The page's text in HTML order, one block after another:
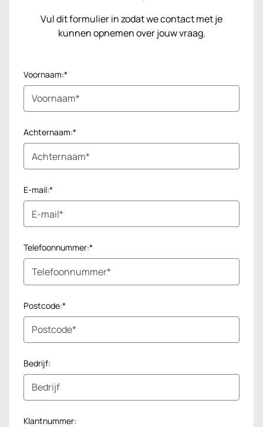
Vul dit formulier in zodat we contact met je
kunnen opnemen over jouw vraag.
Voornaam:*
Achternaam:*
E-mail:*
Telefoonnummer:*
Postcode:*
Bedrijf:
Klantnummer: